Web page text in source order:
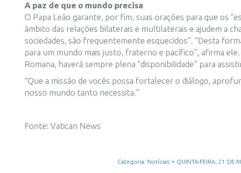
A paz de que o mundo precisa
O Papa Leão garante, por fim, suas orações para que os
âmbito das relações bilaterais e multilaterais e ajudem a
sociedades, são frequentemente esquecidos”. “Desta
para um mundo mais justo, fraterno e pacífico”, afirma
Romana, haverá sempre plena “disponibilidade” para
“Que a missão de vocês possa fortalecer o diálogo,
nosso mundo tanto necessita.”
Fonte: Vatican News
Categoria: Notícias QUINTA-FEIRA, 21 DE